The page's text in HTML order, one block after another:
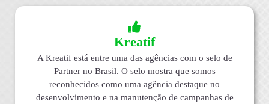
Kreatif
A Kreatif está entre uma das agências com o selo de
Partner no Brasil. O selo mostra que somos
reconhecidos como uma agência destaque no
desenvolvimento e na manutenção de campanhas de